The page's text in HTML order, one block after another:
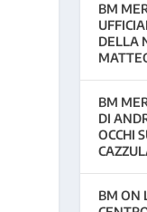
BM
DELLA
BM
DI
OCCHI
BM ON